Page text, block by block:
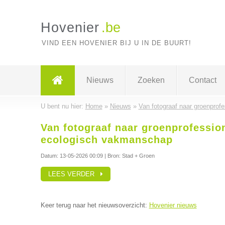
Hovenier .be
VIND EEN HOVENIER BIJ U IN DE BUURT!
Nieuws Zoeken Contact
U bent nu hier: Home» Nieuws » Van fotograaf naar
Van fotograaf naar
ecologisch vakmanschap
Datum: 13-05-2026 00:09| Bron: Stad + Groen
LEES VERDER
Keer terug naar het nieuwsoverzicht: Hovenier nieuws